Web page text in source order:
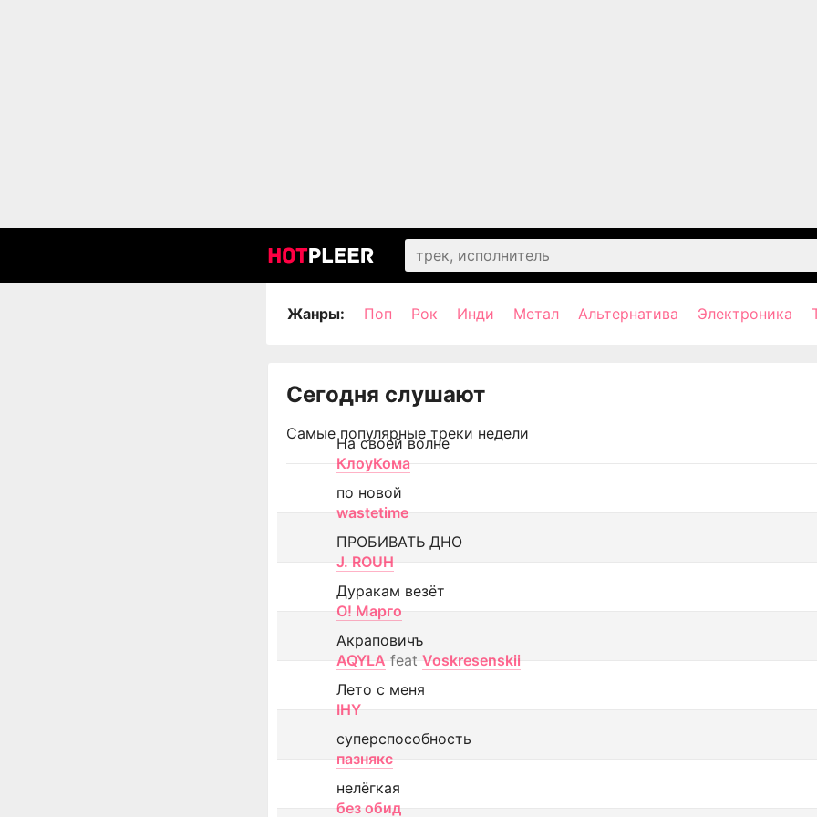
Жанры: Поп Рок Инди Метал Альтернатива Электроника
Сегодня слушают
Самые популярные треки недели
На своей волне
КлоуКома
по новой
wastetime
ПРОБИВАТЬ ДНО
J. ROUH
Дуракам везёт
О! Марго
Акраповичъ
AQYLA feat Voskresenskii
Лето с меня
IHY
суперспособность
пазнякс
нелёгкая
без обид